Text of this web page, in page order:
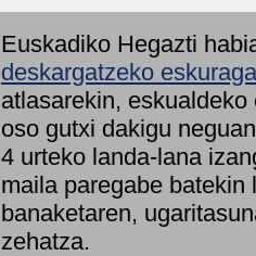
Euskadiko Hegazti
deskargatzeko
atlasarekin,
oso gutxi dakigu
4 urteko landa-lana
maila paregabe
banaketaren,
zehatza.